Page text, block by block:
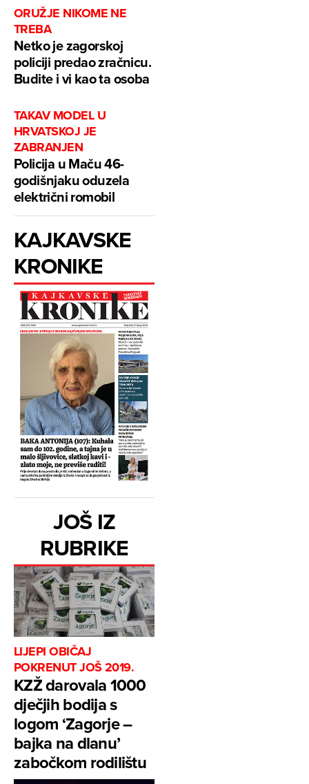
ORUŽJE NIKOME NE
TREBA
Netko je zagorskoj
policiji predao zračnicu.
Budite i vi kao ta osoba
TAKAV MODEL U
HRVATSKOJ JE
ZABRANJEN
Policija u Maču 46-
godišnjaku oduzela
električni romobil
KAJKAVSKE
KRONIKE
JOŠ IZ
RUBRIKE
LIJEPI OBIČAJ
POKRENUT JOŠ 2019.
KZŽ darovala 1000
dječjih bodija s
logom ‘Zagorje –
bajka na dlanu’
zabočkom rodilištu